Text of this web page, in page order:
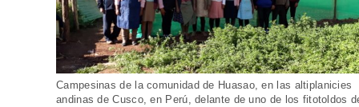
Campesinas de la comunidad de Huasao, en las altiplanicies
andinas de Cusco, en Perú, delante de uno de los fitotoldos